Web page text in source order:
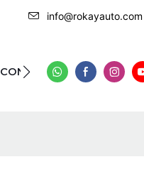
info@rokayauto.com
CONTÁCTENOS